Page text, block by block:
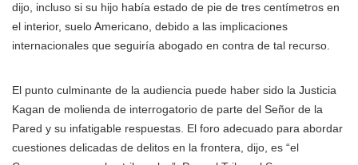
dijo, incluso si su hijo había estado de pie de tres centímetros en
el interior, suelo Americano, debido a las implicaciones
internacionales que seguiría abogado en contra de tal recurso.
El punto culminante de la audiencia puede haber sido la Justicia
Kagan de molienda de interrogatorio de parte del Señor de la
Pared y su infatigable respuestas. El foro adecuado para abordar
cuestiones delicadas de delitos en la frontera, dijo, es “el